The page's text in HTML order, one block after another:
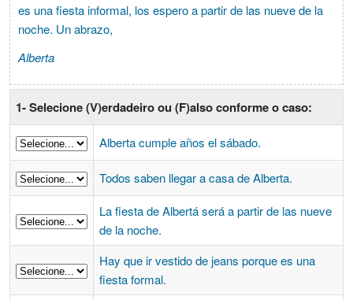
es una fiesta informal, los espero a partir de las nueve de la
noche. Un abrazo,
Alberta
1-Selecione (V)erdadeiro ou (F)also conforme o caso:
Alberta cumple años el sábado.
Todos saben llegar a casa de Alberta.
La fiesta de Albertá será a partir de las nueve
de la noche.
Hay que ir vestido de jeans porque es una
fiesta formal.